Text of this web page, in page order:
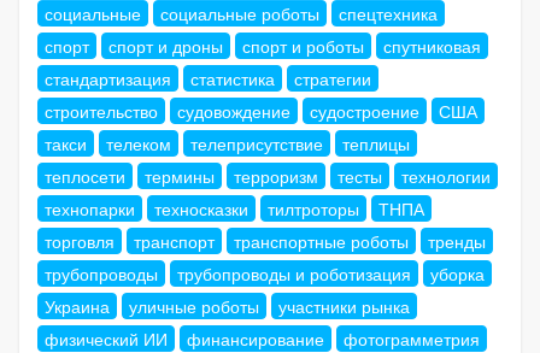
социальные
социальные роботы
спецтехника
спорт
спорт и дроны спорт и роботы
спутниковая
стандартизация
статистика
стратегии
строительство
судовождение судостроение
США
такси
телеком телеприсутствие
теплицы
теплосети
термины терроризм тесты
технологии
технопарки
техносказки тилтроторы
ТНПА
торговля
транспорт транспортные роботы
тренды
трубопроводы
трубопроводы и роботизация
уборка
Украина
уличные роботы
участники рынка
физический ИИ
финансирование
фотограмметрия